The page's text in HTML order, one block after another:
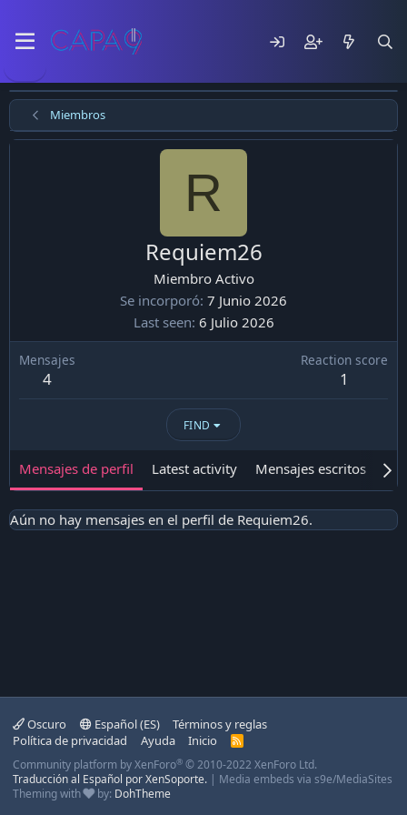
Miembros
R
Requiem26
Miembro Activo
Se incorporó 7 Junio 2026
Last seen 6 Julio 2026
Mensajes
4
Reaction score
1
FIND
Mensajes de perfil Latest activity Mensajes escritos
Aún no hay mensajes en el perfil de Requiem26.
Oscuro Español (ES)
Términos y reglas
Política de privacidad
Ayuda Inicio
R
S
Community platform by XenForo® © 2010-2022 XenForo Ltd.
Traducción al Español por XenSoporte. | Media embeds via s9e/MediaSites
Theming with
by: DohTheme